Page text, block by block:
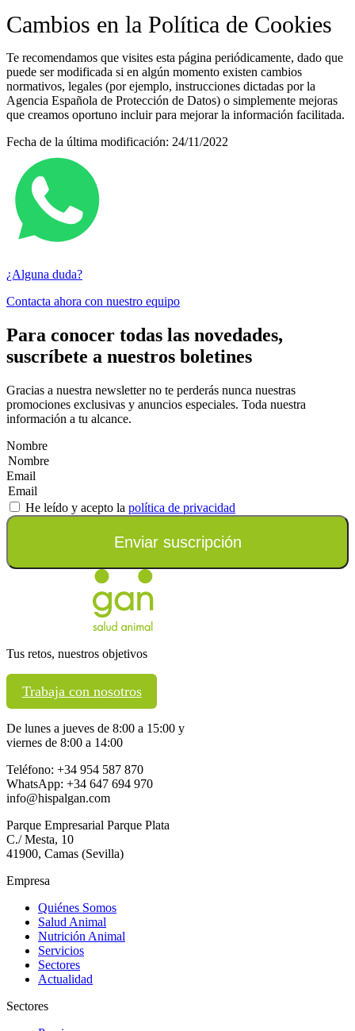
Cambios en la Política de Cookies
Te recomendamos que visites esta página periódicamente, dado que
puede ser modificada si en algún momento existen cambios
normativos, legales (por ejemplo, instrucciones dictadas por la
Agencia Española de Protección de Datos) o simplemente mejoras
que creamos oportuno incluir para mejorar la información facilitada.
Fecha de la última modificación: 24/11/2022
¿Alguna duda?
Contacta ahora con nuestro equipo
Para conocer todas las novedades,
suscríbete a nuestros boletines
Gracias a nuestra newsletter no te perderás nunca nuestras
promociones exclusivas y anuncios especiales. Toda nuestra
información a tu alcance.
Nombre
Email
He leído y acepto la política de privacidad
Enviar suscripción
Tus retos, nuestros objetivos
Trabaja con nosotros
De lunes a jueves de 8:00 a 15:00 y
viernes de 8:00 a 14:00
Teléfono: +34 954 587 870
WhatsApp: +34 647 694 970
info@hispalgan.com
Parque Empresarial Parque Plata
C./ Mesta, 10
41900, Camas (Sevilla)
Empresa
Quiénes Somos
Salud Animal
Nutrición Animal
Servicios
Sectores
Actualidad
Sectores